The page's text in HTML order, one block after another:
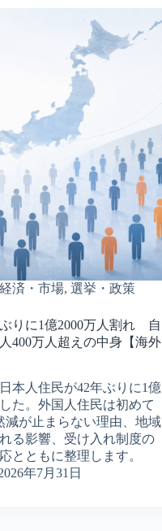
経済・市場, 選挙・政策
りに1億2000万人割れ 自
400万人超えの中身【海外
本人住民が42年ぶりに1億
た。外国人住民は初めて
減が止まらない理由、地域
る影響、受け入れ制度の
とともに整理します。
年7月31日